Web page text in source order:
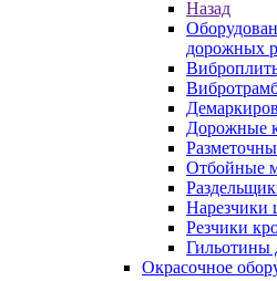
Назад
дорожных
Дорожные
Отбойные
Нарезчики
Резчики
Гильотины
Окрасочное